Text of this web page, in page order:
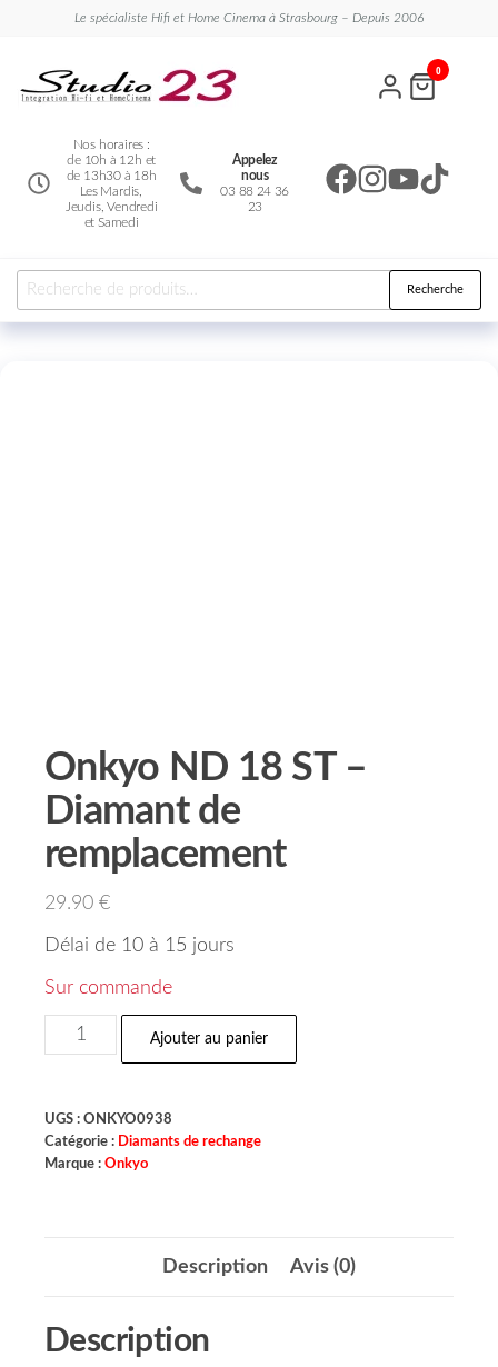
Le spécialiste Hifi et Home Cinema à Strasbourg – Depuis 2006
Nos horaires :
de 10h à 12h et
de 13h30 à 18h
Les Mardis,
Jeudis, Vendredi
et Samedi
Appelez
nous
03 88 24 36
23
0
Recherche
Onkyo ND 18 ST –
Diamant de
remplacement
29.90 €
Délai de 10 à 15 jours
Sur commande
Ajouter au panier
UGS : ONKYO0938
Catégorie : Diamants de rechange
Marque : Onkyo
Description Avis (0)
Description